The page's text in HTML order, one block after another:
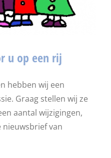
u op een rij
hebben wij een
Graag stellen wij ze
aantal wijzigingen,
nieuwsbrief van